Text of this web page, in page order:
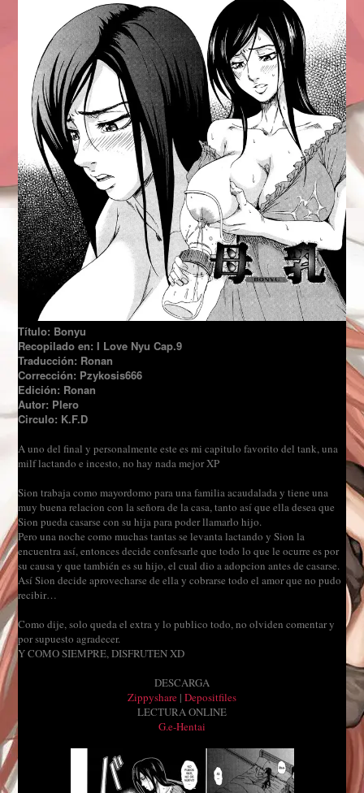
Título: Bonyu
Recopilado en: I Love Nyu Cap.9
Traducción: Ronan
Corrección: Pzykosis666
Edición: Ronan
Autor: PIero
Circulo: K.F.D
A uno del final y personalmente este es mi capitulo favorito del tank, una
milf lactando e incesto, no hay nada mejor XP
Sion trabaja como mayordomo para una familia acaudalada y tiene una
muy buena relacion con la señora de la casa, tanto así que ella desea que
Sion pueda casarse con su hija para poder llamarlo hijo.
Pero una noche como muchas tantas se levanta lactando y Sion la
encuentra así, entonces decide confesarle que todo lo que le ocurre es por
su causa y que también es su hijo, el cual dio a adopcion antes de casarse.
Así Sion decide aprovecharse de ella y cobrarse todo el amor que no pudo
recibir…
Como dije, solo queda el extra y lo publico todo, no olviden comentar y
por supuesto agradecer.
Y COMO SIEMPRE, DISFRUTEN XD
DESCARGA
Zippyshare | Depositfiles
LECTURA ONLINE
G.e-Hentai